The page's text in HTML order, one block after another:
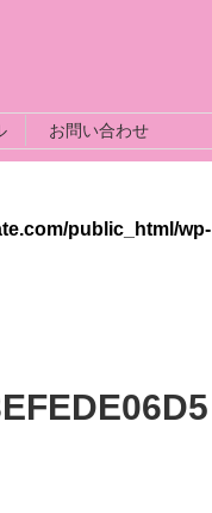
お問い合わせ
public_html/wp-